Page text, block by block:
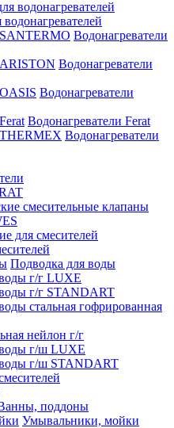
Водонагреватели
Водонагреватели
Водонагреватели
Водонагреватели Ferat
Водонагреватели
смесительные клапаны
для смесителей
Подводка для воды
г/г LUXE
г/г STANDART
стальная гофрированная
нейлон г/г
г/ш LUXE
г/ш STANDART
поддоны
Умывальники, мойки